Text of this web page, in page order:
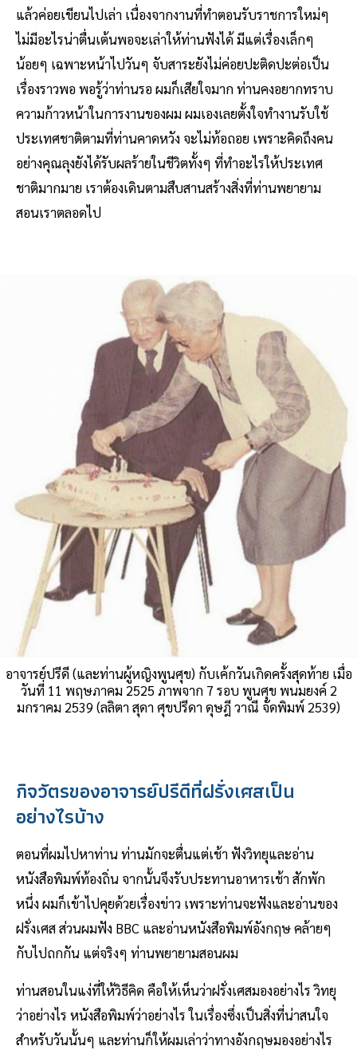
แล้วค่อยเขียนไปเล่า เนื่องจากงานที่ทำตอนรับราชการใหม่ๆ
ไม่มีอะไรน่าตื่นเต้นพอจะเล่าให้ท่านฟังได้ มีแต่เรื่องเล็กๆ
น้อยๆ เฉพาะหน้าไปวันๆ จับสาระยังไม่ค่อยปะติดปะต่อเป็น
เรื่องราวพอ พอรู้ว่าท่านรอ ผมก็เสียใจมาก ท่านคงอยากทราบ
ความก้าวหน้าในการงานของผม ผมเองเลยตั้งใจทำงานรับใช้
ประเทศชาติตามที่ท่านคาดหวัง จะไม่ท้อถอย เพราะคิดถึงคน
อย่างคุณลุงยังได้รับผลร้ายในชีวิตทั้งๆ ที่ทำอะไรให้ประเทศ
ชาติมากมาย เราต้องเดินตามสืบสานสร้างสิ่งที่ท่านพยายาม
สอนเราตลอดไป
อาจารย์ปรีดี (และท่านผู้หญิงพูนศุข) กับเค้กวันเกิดครั้งสุดท้าย เมื่อ
วันที่ 11 พฤษภาคม 2525 ภาพจาก 7 รอบ พูนศุข พนมยงค์ 2
มกราคม 2539 (ลลิตา สุดา ศุขปรีดา ดุษฎี วาณี จัดพิมพ์ 2539)
กิจวัตรของอาจารย์ปรีดีที่ฝรั่งเศสเป็น
อย่างไรบ้าง
ตอนที่ผมไปหาท่าน ท่านมักจะตื่นแต่เช้า ฟังวิทยุและอ่าน
หนังสือพิมพ์ท้องถิ่น จากนั้นจึงรับประทานอาหารเช้า สักพัก
หนึ่ง ผมก็เข้าไปคุยด้วยเรื่องข่าว เพราะท่านจะฟังและอ่านของ
ฝรั่งเศส ส่วนผมฟัง BBC และอ่านหนังสือพิมพ์อังกฤษ คล้ายๆ
กับไปถกกัน แต่จริงๆ ท่านพยายามสอนผม
ท่านสอนในแง่ที่ให้วิธีคิด คือให้เห็นว่าฝรั่งเศสมองอย่างไร วิทยุ
ว่าอย่างไร หนังสือพิมพ์ว่าอย่างไร ในเรื่องซึ่งเป็นสิ่งที่น่าสนใจ
สำหรับวันนั้นๆ และท่านก็ให้ผมเล่าว่าทางอังกฤษมองอย่างไร